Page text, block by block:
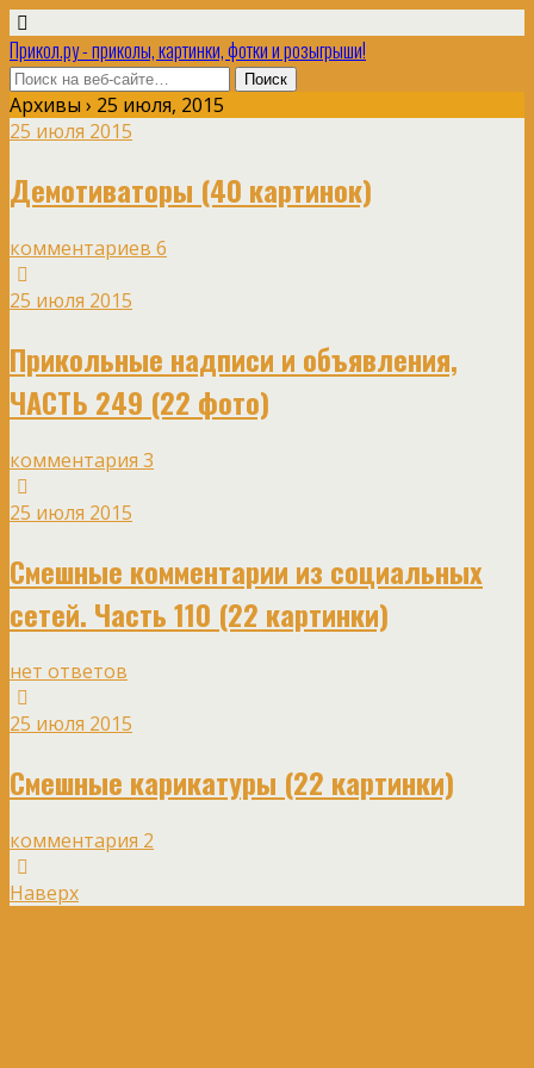
Прикол.ру - приколы, картинки, фотки и розыгрыши!
Архивы › 25 июля, 2015
25 июля 2015
Демотиваторы (40 картинок)
комментариев 6
25 июля 2015
Прикольные надписи и объявления,
ЧАСТЬ 249 (22 фото)
комментария 3
25 июля 2015
Смешные комментарии из социальных
сетей. Часть 110 (22 картинки)
нет ответов
25 июля 2015
Смешные карикатуры (22 картинки)
комментария 2
Наверх